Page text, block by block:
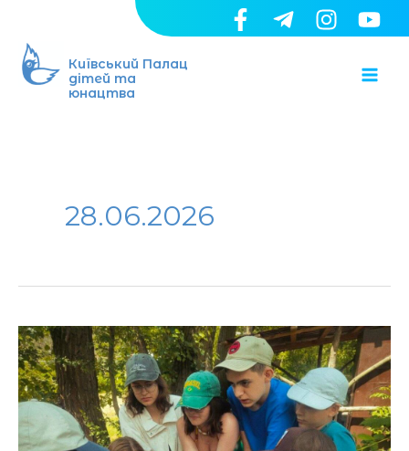
вмісту
Київський Палац
дітей та
юнацтва
28.06.2026
Ми
–
громадяни
України!